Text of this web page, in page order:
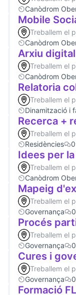
Canòdrom
Mobile
Treballem el
Canòdrom
Arxiu
Treballem el
Canòdrom
Relatoria
Treballem el
Dinamització i
Recerca +
Treballem el
Residències
0
Idees per
Treballem el
Canòdrom
Mapeig
Treballem el
Governança
0
Procés
Treballem el
Governança
0
Cures i
Treballem el
Governança
0
Formació